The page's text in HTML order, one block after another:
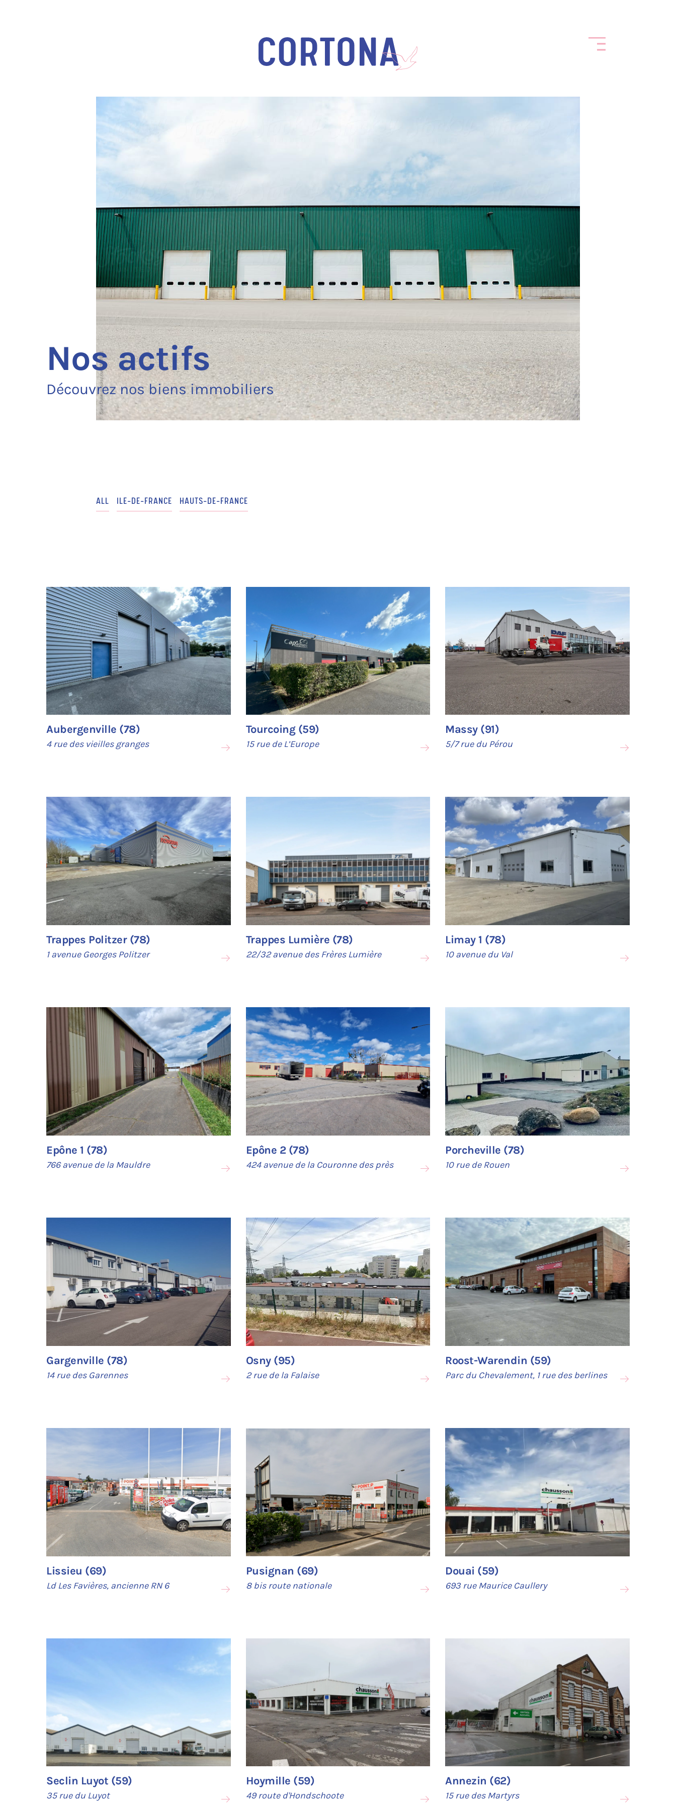
Nos actifs
Découvrez nos biens immobiliers
ALL ILE-DE-FRANCE HAUTS-DE-FRANCE
Aubergenville (78)
4 rue des vieilles granges
Tourcoing (59)
15 rue de L’Europe
Massy (91)
5/7 rue du Pérou
Trappes Politzer (78)
1 avenue Georges Politzer
Trappes Lumière (78)
22/32 avenue des Frères Lumière
Limay 1 (78)
10 avenue du Val
Epône 1 (78)
766 avenue de la Mauldre
Epône 2 (78)
424 avenue de la Couronne des près
Porcheville (78)
10 rue de Rouen
Gargenville (78)
14 rue des Garennes
Osny (95)
2 rue de la Falaise
Roost-Warendin (59)
Parc du Chevalement, 1 rue des berlines
Lissieu (69)
Ld Les Favières, ancienne RN 6
Pusignan (69)
8 bis route nationale
Douai (59)
693 rue Maurice Caullery
Seclin Luyot (59)
35 rue du Luyot
Hoymille (59)
49 route d'Hondschoote
Annezin (62)
15 rue des Martyrs